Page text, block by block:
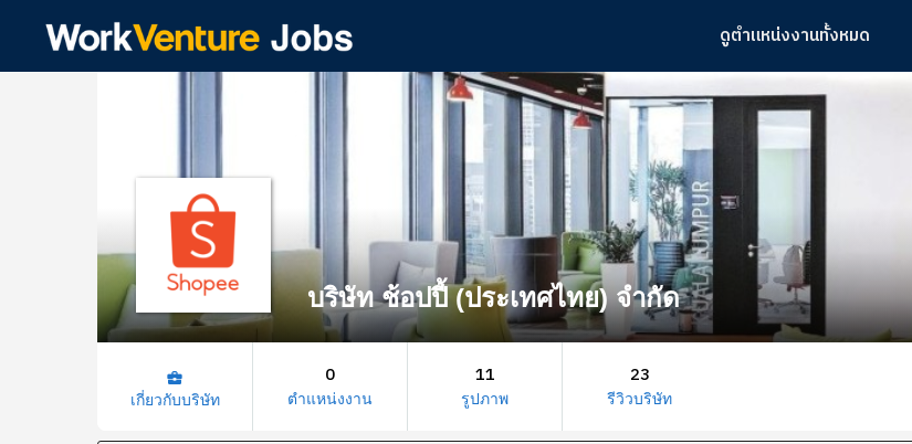
ดูตำแหน่งงานทั้งหมด
บริษัท ช้อปปี้ (ประเทศไทย) จํากัด
business_center
เกี่ยวกับบริษัท
0
ตำแหน่งงาน
11
รูปภาพ
23
รีวิวบริษัท